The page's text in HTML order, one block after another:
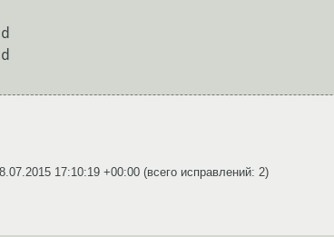
17:10:19 +00:00 (всего исправлений: 2)